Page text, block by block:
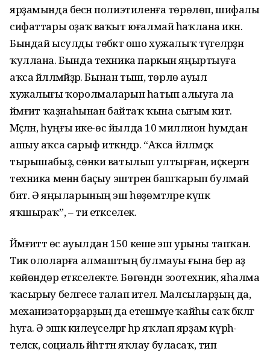
ярҙамында бесән полиэтиленға тө­рөлөп, шифалы
сифаттары оҙаҡ ваҡыт юғалмай һаҡлана икән.
Бындай ысулды төбәктә ошо хужалыҡ тәүгеләрҙән
ҡуллана. Бында техника паркын яңыртыуға
аҡса йәлләмәйҙәр. Бынан тыш, төрлө ауыл
хужалығы ҡоролмаларын һатып алыуға ла
йәмғиәт ҡаҙнаһынан байтаҡ ҡына сығым китә.
Мәҫәлән, һуңғы ике-өс йылда 10 миллион һумдан
ашыу аҡса сарыф иткәндәр. “Аҡса йәлләмәҫкә
тырышабыҙ, сөнки ватылып ултырған, иҫкергән
техника менән баҫыу эштәрен башҡарып булмай
бит. Ә яңы­ларының эш һөҙөмтәләре күпкә
яҡшыраҡ”, – ти етәкселек.
Йәмғиәттә өс ауылдан 150 кеше эш урыны тапҡан.
Тик ололарға алмаштың булмауы ғына бер аҙ
көйөндөрә етәкселекте. Бөгөндән зоотехник, яһалма
ҡасырыу белгесе талап ителә. Малсыларҙың да,
механизаторҙарҙың да етешмәүе ҡайһы саҡ бәкәлгә
һуға. Ә эшкә килеүселәргә һәр яҡлап ярҙам күрһә­
теләсәк, социаль йәһәттән яҡлау буласаҡ, тип